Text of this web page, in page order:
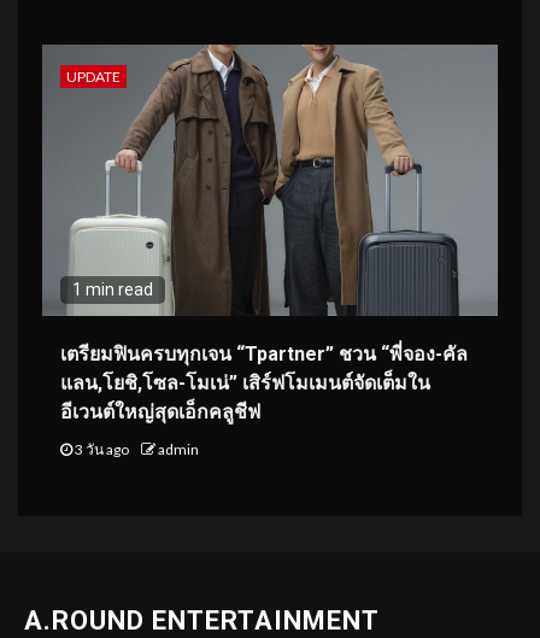
UPDATE
1 min read
เตรียมฟินครบทุกเจน “Tpartner” ชวน “พี่จอง-คัล
แลน,โยชิ,โซล-โมเน่” เสิร์ฟโมเมนต์จัดเต็มใน
อีเวนต์ใหญ่สุดเอ็กคลูชีฟ
3 วัน ago admin
A.ROUND ENTERTAINMENT